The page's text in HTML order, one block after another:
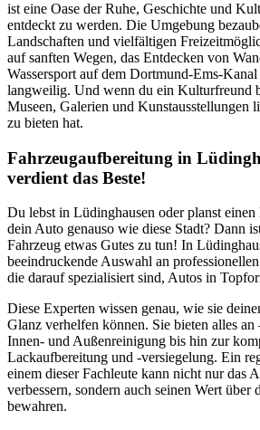
ist eine Oase der Ruhe, Geschichte und
entdeckt zu werden. Die Umgebung
Landschaften und vielfältigen
auf sanften Wegen, das Entdecken von
Wassersport auf dem Dortmund-Ems-
langweilig. Und wenn du ein Kulturfreund
Museen, Galerien und Kunstausstellungen
zu bieten hat.
Fahrzeugaufbereitung in
verdient das Beste!
Du lebst in Lüdinghausen oder planst
dein Auto genauso wie diese Stadt? Dann
Fahrzeug etwas Gutes zu tun! In
beeindruckende Auswahl an
die darauf spezialisiert sind, Autos in
Diese Experten wissen genau, wie sie
Glanz verhelfen können. Sie bieten alles an
Innen- und Außenreinigung bis hin zur
Lackaufbereitung und -versiegelung. Ein
einem dieser Fachleute kann nicht nur das
verbessern, sondern auch seinen Wert über
bewahren.